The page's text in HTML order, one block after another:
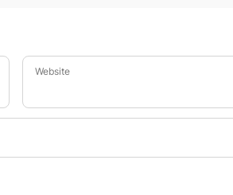
Website